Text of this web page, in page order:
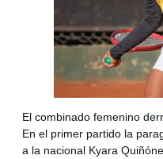
El combinado femenino
En el primer partido la
a la nacional Kyara